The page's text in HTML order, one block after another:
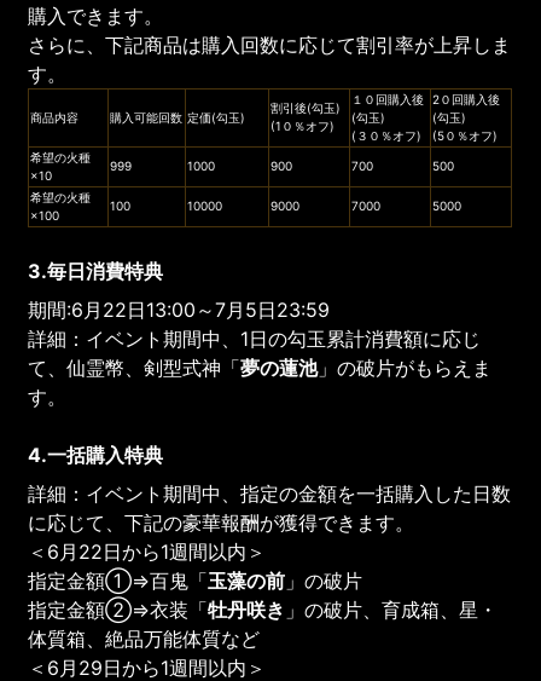
購入できます。
さらに、下記商品は購入回数に応じて割引率が上昇しま
す。
商品内容 購入可能回数 定価(勾玉)
割引後(勾玉)
(1０％オフ)
１０回購入後
(勾玉)
(３０％オフ)
2０回購入後
(勾玉)
(5０％オフ)
希望の火種
×10
999 1000 900 700 500
希望の火種
×100
100 10000 9000 7000 5000
3.毎日消費特典
期間:6月22日13:00～7月5日23:59
詳細：イベント期間中、1日の勾玉累計消費額に応じ
て、仙霊幣、剣型式神「夢の蓮池」の破片がもらえま
す。
4.一括購入特典
詳細：イベント期間中、指定の金額を一括購入した日数
に応じて、下記の豪華報酬が獲得できます。
＜6月22日から1週間以内＞
指定金額①⇒百鬼「玉藻の前 」の破片
指定金額②⇒衣装「牡丹咲き 」の破片、育成箱、星・
体質箱、絶品万能体質など
＜6月29日から1週間以内＞